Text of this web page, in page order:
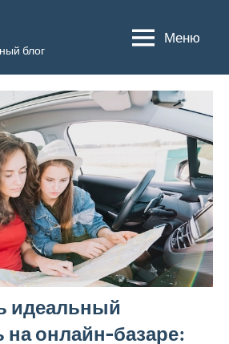
блог
Меню
идеальный
онлайн-базаре: